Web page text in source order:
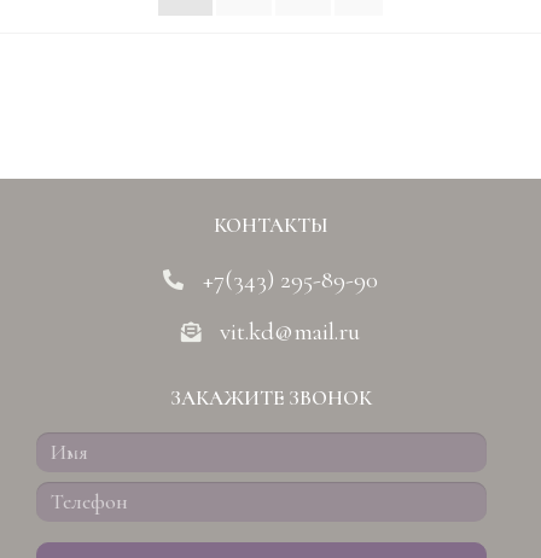
КОНТАКТЫ
+7(343) 295-89-90
vit.kd@mail.ru
ЗАКАЖИТЕ ЗВОНОК